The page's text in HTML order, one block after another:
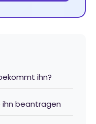
ihn?
ihn beantragen